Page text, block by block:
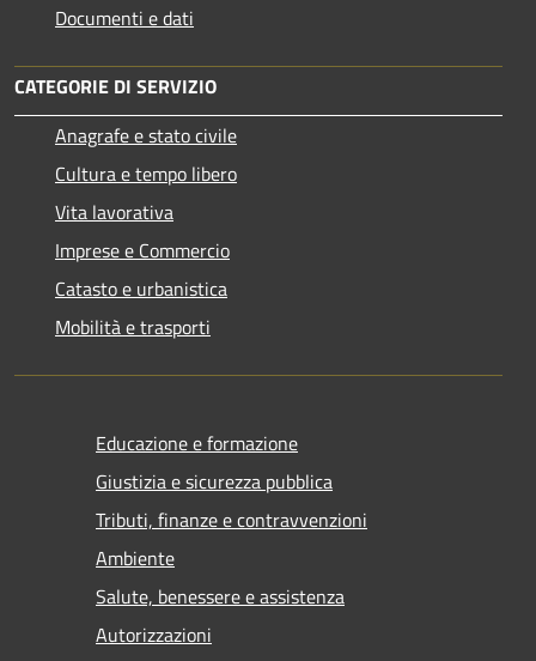
Documenti e dati
CATEGORIE DI SERVIZIO
Anagrafe e stato civile
Cultura e tempo libero
Vita lavorativa
Imprese e Commercio
Catasto e urbanistica
Mobilità e trasporti
Educazione e formazione
Giustizia e sicurezza pubblica
Tributi, finanze e contravvenzioni
Ambiente
Salute, benessere e assistenza
Autorizzazioni